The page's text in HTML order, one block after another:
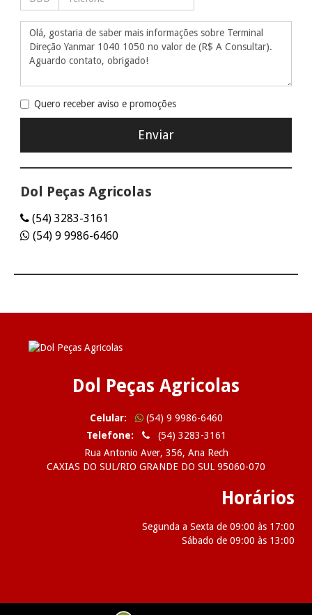
Quero receber aviso e promoções
Dol Peças Agricolas
(54) 3283-3161
(54) 9 9986-6460
Dol Peças Agricolas
Celular:
(54) 9 9986-6460
Telefone:
(54) 3283-3161
Rua Antonio Aver, 356, Ana Rech
CAXIAS DO SUL/RIO GRANDE DO SUL 95060-070
Horários
Segunda a Sexta de 09:00 às 17:00
Sábado de 09:00 às 13:00